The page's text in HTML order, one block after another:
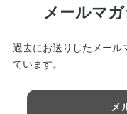
メールマ
過去にお送りしたメール
ています。
メ